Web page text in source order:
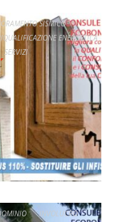
SISMICO
ENERGETICA
SERVIZI
INVOLUCRO